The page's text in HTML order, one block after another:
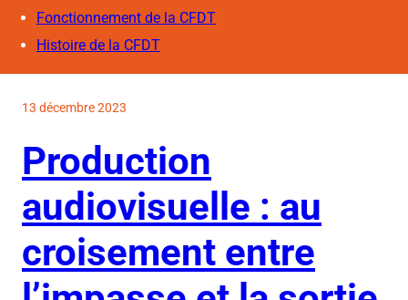
Fonctionnement de la CFDT
Histoire de la CFDT
13 décembre 2023
Production
audiovisuelle : au
croisement entre